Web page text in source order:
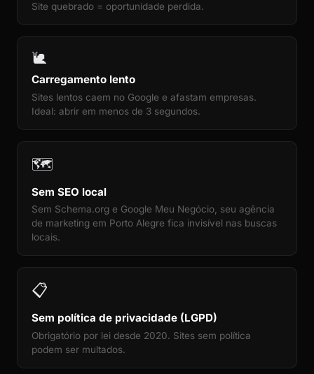
Site quebrado = oportunidade perdida.
🐌
Carregamento lento
Sites lentos caem no Google e afastam empresas.
Ideal: abrir em menos de 3 segundos.
🗺️
Sem SEO local
Sem Schema.org e Google Meu Negócio, seu agência
de marketing em Porto Alegre fica invisível nas buscas
locais.
📋
Sem política de privacidade (LGPD)
Obrigatório por lei desde 2020. Sites sem política
podem ser multados.